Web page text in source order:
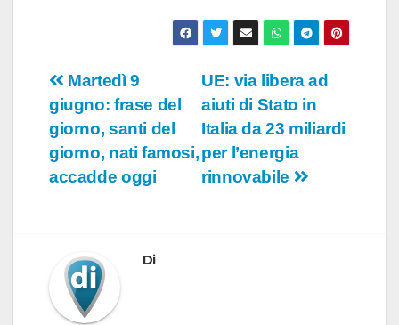
Navigazione
articoli
UE: via libera ad
aiuti di Stato in
Italia da 23 miliardi
per l’energia
rinnovabile
Martedì 9
giugno: frase del
giorno, santi del
giorno, nati famosi,
accadde oggi
Di